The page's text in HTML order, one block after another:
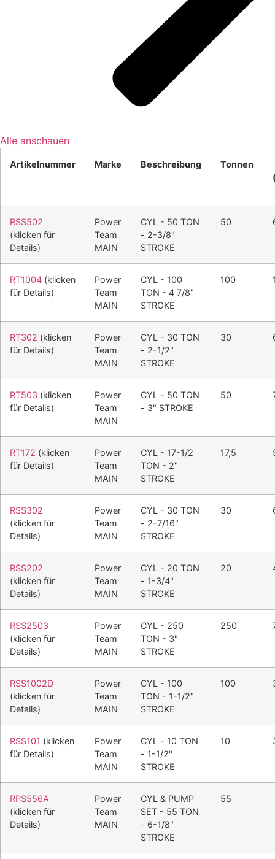
Alle anschauen
Artikelnummer Marke Beschreibung
Tonnen
RSS502
(klicken für
Details)
Power
Team
MAIN
CYL - 50 TON
- 2-3/8"
STROKE
50
RT1004 (klicken
für Details)
Power
Team
MAIN
CYL - 100
TON - 4 7/8"
STROKE
100
RT302 (klicken
für Details)
Power
Team
MAIN
CYL - 30 TON
- 2-1/2"
STROKE
30
RT503 (klicken
für Details)
Power
Team
MAIN
CYL - 50 TON
- 3" STROKE
50
RT172 (klicken
für Details)
Power
Team
MAIN
CYL - 17-1/2
TON - 2"
STROKE
17,5
RSS302
(klicken für
Details)
Power
Team
MAIN
CYL - 30 TON
- 2-7/16"
STROKE
30
RSS202
(klicken für
Details)
Power
Team
MAIN
CYL - 20 TON
- 1-3/4"
STROKE
20
RSS2503
(klicken für
Details)
Power
Team
MAIN
CYL - 250
TON - 3"
STROKE
250
RSS1002D
(klicken für
Details)
Power
Team
MAIN
CYL - 100
TON - 1-1/2"
STROKE
100
RSS101 (klicken
für Details)
Power
Team
MAIN
CYL - 10 TON
- 1-1/2"
STROKE
10
RPS556A
(klicken für
Details)
Power
Team
MAIN
CYL & PUMP
SET - 55 TON
- 6-1/8"
STROKE
55